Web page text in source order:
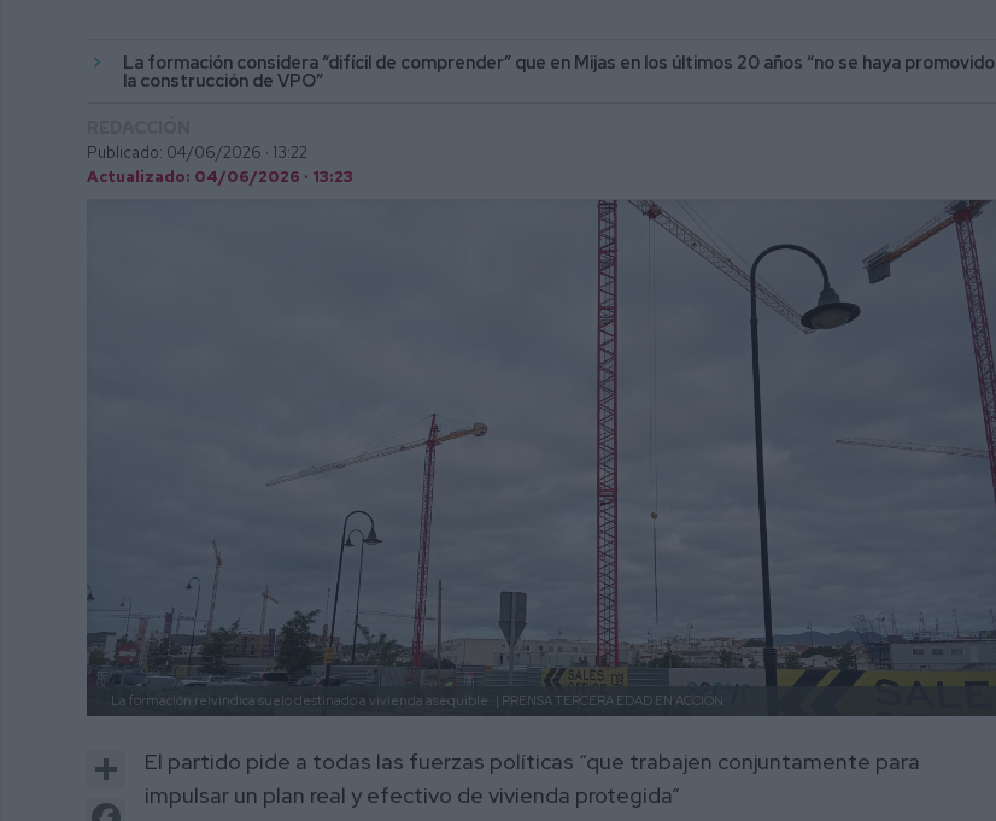
La formación considera “difícil de comprender” que en Mijas en los últimos 20 años “no se haya promovido
la construcción de VPO”
Publicado: 04/06/2026 · 13:22
Actualizado: 04/06/2026 · 13:23
La formación reivindica suelo destinado a vivienda asequible. | PRENSA TERCERA EDAD EN ACCIÓN
Share
Facebook
El partido pide a todas las fuerzas políticas “que trabajen conjuntamente para
impulsar un plan real y efectivo de vivienda protegida”